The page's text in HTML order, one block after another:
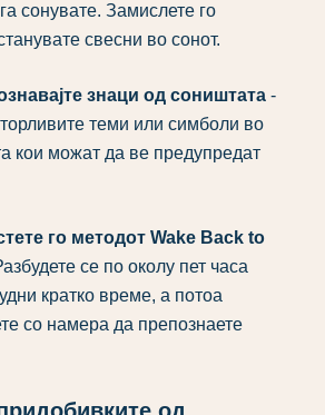
сонувате. Замислете го
свесни во сонот.
знаци од соништата -
теми или симболи во
кои можат да ве предупредат
го методот Wake Back to
се по околу пет часа
кратко време, а потоа
со намера да препознаете